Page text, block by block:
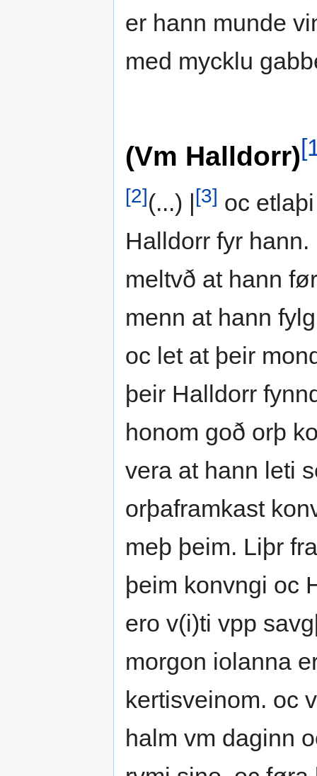
er hann munde
med mycklu
(Vm Halldorr)
[2](...) |[3] oc
Halldorr fyr
meltvð at hann
menn at hann
oc let at þeir
þeir Halldorr
honom goð orþ
vera at hann leti
orþaframkast
meþ þeim. Liþr
þeim konvngi oc
ero v(i)ti vpp
morgon iolanna
kertisveinom. oc
halm vm daginn